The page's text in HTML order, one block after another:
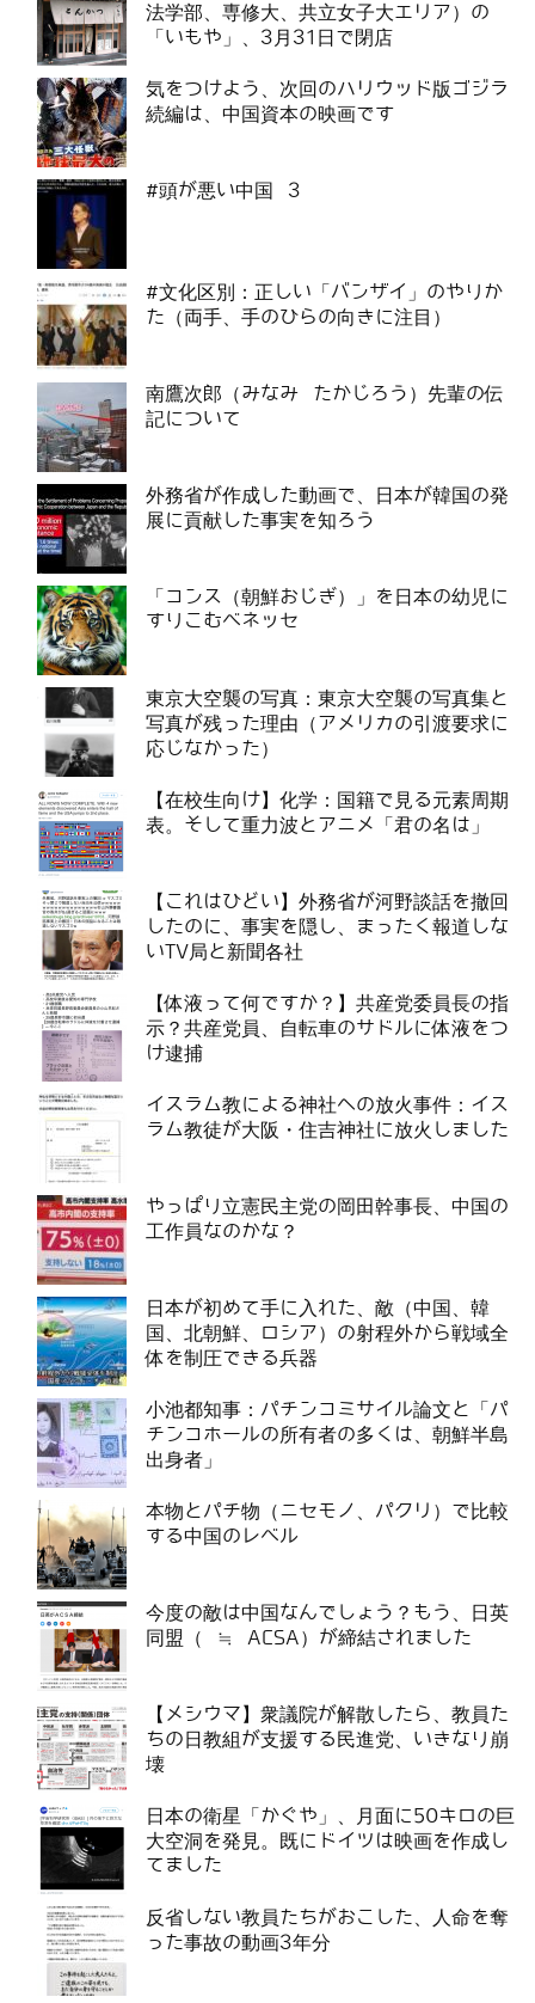
法学部、専修大、共立女子大エリア）の
「いもや」、3月31日で閉店
気をつけよう、次回のハリウッド版ゴジラ
続編は、中国資本の映画です
#頭が悪い中国 3
#文化区別：正しい「バンザイ」のやりか
た（両手、手のひらの向きに注目）
南鷹次郎（みなみ たかじろう）先輩の伝
記について
外務省が作成した動画で、日本が韓国の発
展に貢献した事実を知ろう
「コンス（朝鮮おじぎ）」を日本の幼児に
すりこむベネッセ
東京大空襲の写真：東京大空襲の写真集と
写真が残った理由（アメリカの引渡要求に
応じなかった）
【在校生向け】化学：国籍で見る元素周期
表。そして重力波とアニメ「君の名は」
【これはひどい】外務省が河野談話を撤回
したのに、事実を隠し、まったく報道しな
いTV局と新聞各社
【体液って何ですか？】共産党委員長の指
示？共産党員、自転車のサドルに体液をつ
け逮捕
イスラム教による神社への放火事件：イス
ラム教徒が大阪・住吉神社に放火しました
やっぱり立憲民主党の岡田幹事長、中国の
工作員なのかな？
日本が初めて手に入れた、敵（中国、韓
国、北朝鮮、ロシア）の射程外から戦域全
体を制圧できる兵器
小池都知事：パチンコミサイル論文と「パ
チンコホールの所有者の多くは、朝鮮半島
出身者」
本物とパチ物（ニセモノ、パクリ）で比較
する中国のレベル
今度の敵は中国なんでしょう？もう、日英
同盟（ ≒ ACSA）が締結されました
【メシウマ】衆議院が解散したら、教員た
ちの日教組が支援する民進党、いきなり崩
壊
日本の衛星「かぐや」、月面に50キロの巨
大空洞を発見。既にドイツは映画を作成し
てました
反省しない教員たちがおこした、人命を奪
った事故の動画3年分